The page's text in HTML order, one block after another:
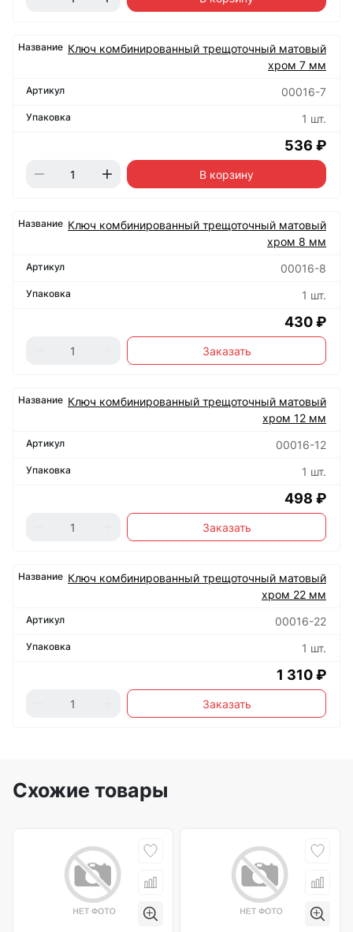
Ключ комбинированный трещоточный матовый
хром 7 мм
00016-7
1 шт.
536 ₽
В корзину
Ключ комбинированный трещоточный матовый
хром 8 мм
00016-8
1 шт.
430 ₽
Заказать
Ключ комбинированный трещоточный матовый
хром 12 мм
00016-12
1 шт.
498 ₽
Заказать
Ключ комбинированный трещоточный матовый
хром 22 мм
00016-22
1 шт.
1 310 ₽
Заказать
Схожие товары